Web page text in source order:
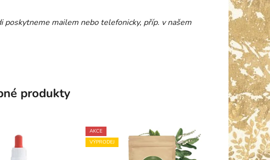
mailem nebo telefonicky, příp. v našem
produkty
AKCE
VÝPRODEJ